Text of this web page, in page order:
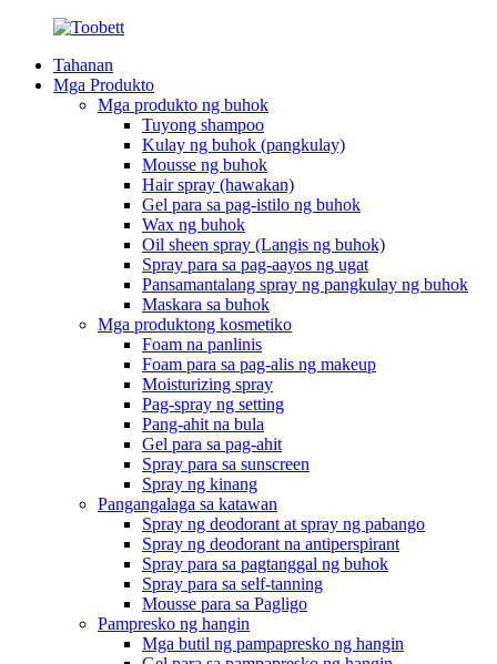
Tahanan
Mga Produkto
Mga produkto ng buhok
Tuyong shampoo
Kulay ng buhok (pangkulay)
Mousse ng buhok
Hair spray (hawakan)
Gel para sa pag-istilo ng buhok
Wax ng buhok
Oil sheen spray (Langis ng buhok)
Spray para sa pag-aayos ng ugat
Pansamantalang spray ng pangkulay ng buhok
Maskara sa buhok
Mga produktong kosmetiko
Foam na panlinis
Foam para sa pag-alis ng makeup
Moisturizing spray
Pag-spray ng setting
Pang-ahit na bula
Gel para sa pag-ahit
Spray para sa sunscreen
Spray ng kinang
Pangangalaga sa katawan
Spray ng deodorant at spray ng pabango
Spray ng deodorant na antiperspirant
Spray para sa pagtanggal ng buhok
Spray para sa self-tanning
Mousse para sa Pagligo
Pampresko ng hangin
Mga butil ng pampapresko ng hangin